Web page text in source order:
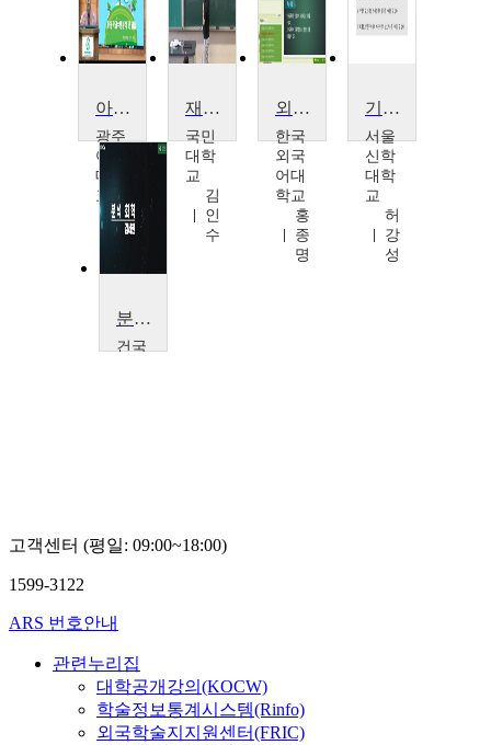
아동작업수행분석 및 발달(21)
광주
여자
대학
교
최
성
재무분석론
국민
대학
교
김
인
수
외국어로서의 한국어교육과정 및 교재론
한국
외국
어대
학교
홍
종
명
기업가치분석
서울
신학
대학
교
허
강
성
분석화학
건국
고객센터 (평일: 09:00~18:00)
1599-3122
ARS 번호안내
관련누리집
대학공개강의(KOCW)
학술정보통계시스템(Rinfo)
외국학술지지원센터(FRIC)